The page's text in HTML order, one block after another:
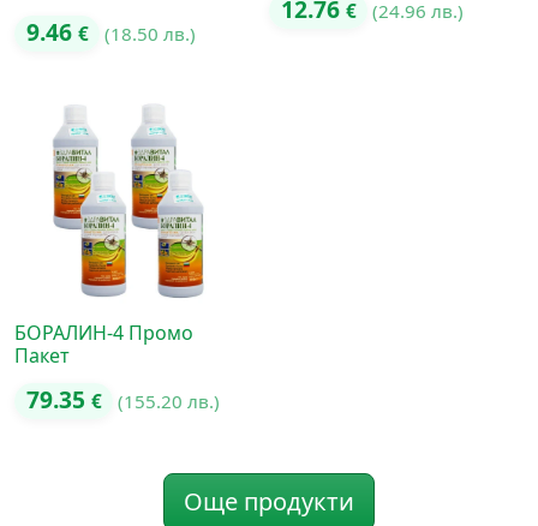
9.46 € (18.50 лв.)
12.76 € (24.96 лв.)
БОРАЛИН-4 Промо
Пакет
79.35 € (155.20 лв.)
Още продукти